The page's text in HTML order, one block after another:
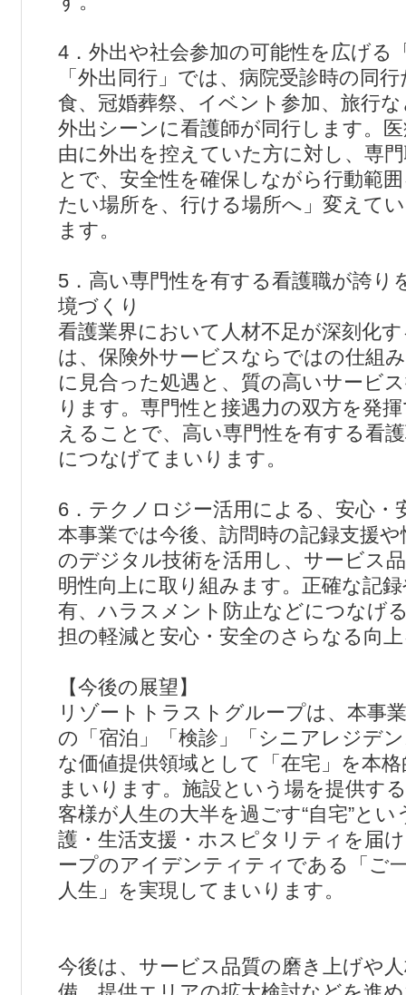
4．外出や社会参加の可能性を広げる
「外出同行」では、病院受診時の同
食、冠婚葬祭、イベント参加、旅行
外出シーンに看護師が同行します。
由に外出を控えていた方に対し、専
とで、安全性を確保しながら行動範
たい場所を、行ける場所へ」変えて
ます。
5．高い専門性を有する看護職が誇り
境づくり
看護業界において人材不足が深刻化
は、保険外サービスならではの仕組
に見合った処遇と、質の高いサービ
ります。専門性と接遇力の双方を発
えることで、高い専門性を有する看
につなげてまいります。
6．テクノロジー活用による、安心・
本事業では今後、訪問時の記録支援
のデジタル技術を活用し、サービス
明性向上に取り組みます。正確な記
有、ハラスメント防止などにつなげ
担の軽減と安心・安全のさらなる向
【今後の展望】
リゾートトラストグループは、本事
の「宿泊」「検診」「シニアレジデ
な価値提供領域として「在宅」を本
まいります。施設という場を提供す
客様が人生の大半を過ごす“自宅”と
護・生活支援・ホスピタリティを届
ープのアイデンティティである「ご
人生」を実現してまいります。
今後は、サービス品質の磨き上げや